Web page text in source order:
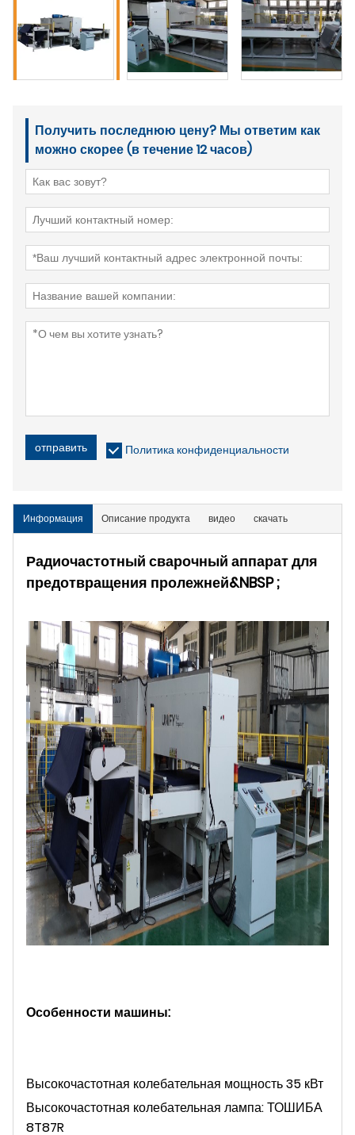
Получить последнюю цену? Мы ответим как
можно скорее (в течение 12 часов)
отправить Политика конфиденциальности
Информация Описание продукта видео скачать
Радиочастотный сварочный аппарат для
предотвращения пролежней&NBSP ;
Особенности машины:
Высокочастотная колебательная мощность 35 кВт
Высокочастотная колебательная лампа: ТОШИБА
8T87R